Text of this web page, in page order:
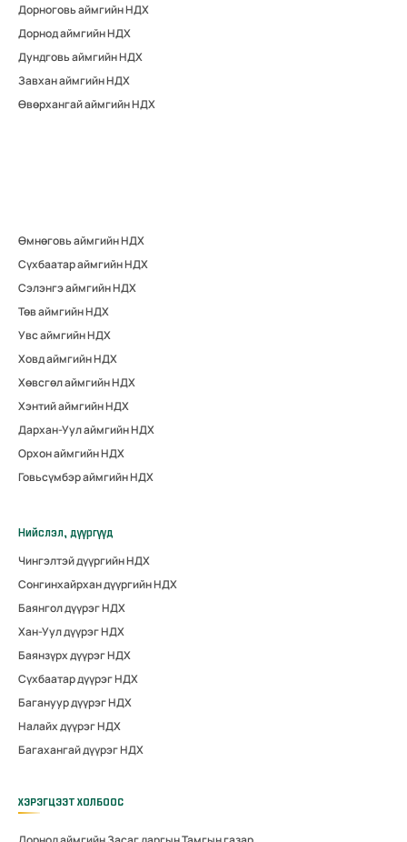
Дорноговь аймгийн НДХ
Дорнод аймгийн НДХ
Дундговь аймгийн НДХ
Завхан аймгийн НДХ
Өвөрхангай аймгийн НДХ
Өмнөговь аймгийн НДХ
Сүхбаатар аймгийн НДХ
Сэлэнгэ аймгийн НДХ
Төв аймгийн НДХ
Увс аймгийн НДХ
Ховд аймгийн НДХ
Хөвсгөл аймгийн НДХ
Хэнтий аймгийн НДХ
Дархан-Уул аймгийн НДХ
Орхон аймгийн НДХ
Говьсүмбэр аймгийн НДХ
Нийслэл, дүүргүүд
Чингэлтэй дүүргийн НДХ
Сонгинхайрхан дүүргийн НДХ
Баянгол дүүрэг НДХ
Хан-Уул дүүрэг НДХ
Баянзүрх дүүрэг НДХ
Сүхбаатар дүүрэг НДХ
Багануур дүүрэг НДХ
Налайх дүүрэг НДХ
Багахангай дүүрэг НДХ
ХЭРЭГЦЭЭТ ХОЛБООС